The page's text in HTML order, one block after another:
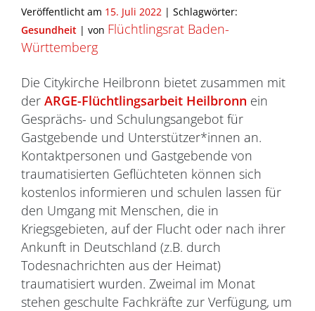
Veröffentlicht am 15. Juli 2022 | Schlagwörter:
Gesundheit | von Flüchtlingsrat Baden-
Württemberg
Die Citykirche Heilbronn bietet zusammen mit
der ARGE-Flüchtlingsarbeit Heilbronn ein
Gesprächs- und Schulungsangebot für
Gastgebende und Unterstützer*innen an.
Kontaktpersonen und Gastgebende von
traumatisierten Geflüchteten können sich
kostenlos informieren und schulen lassen für
den Umgang mit Menschen, die in
Kriegsgebieten, auf der Flucht oder nach ihrer
Ankunft in Deutschland (z.B. durch
Todesnachrichten aus der Heimat)
traumatisiert wurden. Zweimal im Monat
stehen geschulte Fachkräfte zur Verfügung, um